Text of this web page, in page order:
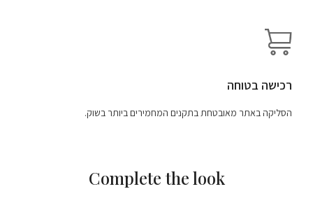
רכישה בטוחה
הסליקה באתר מאובטחת בתקנים המחמירים ביותר בשוק.
Complete the look